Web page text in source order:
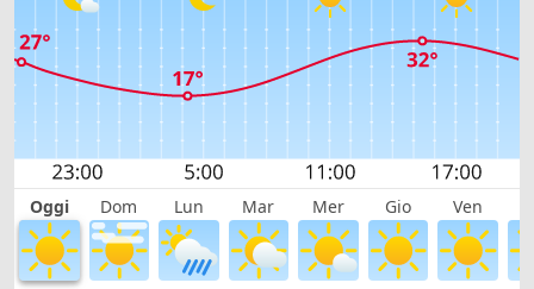
Oggi Dom Lun Mar Mer Gio Ven